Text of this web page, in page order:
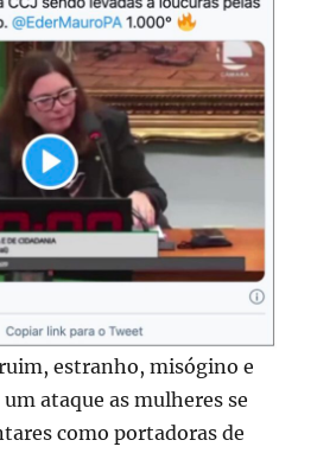
ruim, estranho, misógino e
ataque as mulheres se
como portadoras de